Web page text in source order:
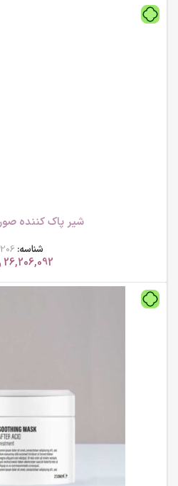
شیر پاک کننده
شناسه:
26,206,092